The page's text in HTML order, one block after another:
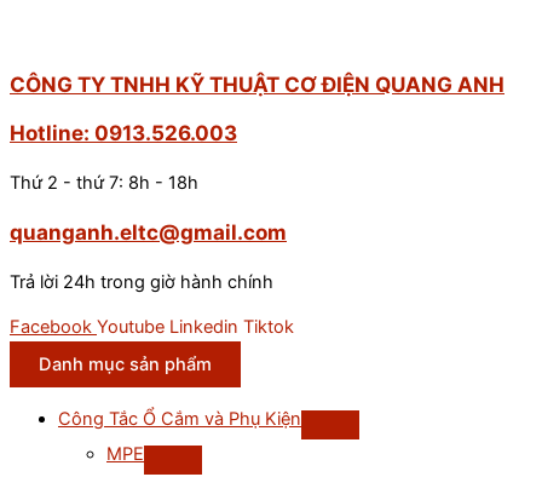
CÔNG TY TNHH KỸ THUẬT CƠ ĐIỆN QUANG ANH
Hotline: 0913.526.003
Thứ 2 - thứ 7: 8h - 18h
quanganh.eltc@gmail.com
Trả lời 24h trong giờ hành chính
Facebook Youtube Linkedin Tiktok
Danh mục sản phẩm
Công Tắc Ổ Cắm và Phụ Kiện
MPE